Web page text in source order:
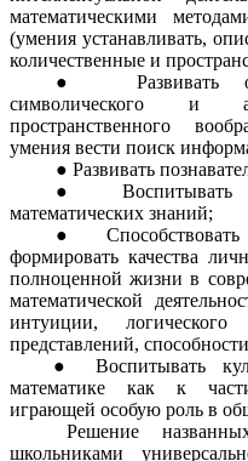
математическими
(умения устанавливать,
количественные и
Развивать
символического и
пространственного
умения вести поиск
Развивать
математических знаний;
формировать качества
полноценной жизни в
математической
интуиции,
представлений,
Воспитывать
математике как к
играющей особую роль в
Решение
школьниками